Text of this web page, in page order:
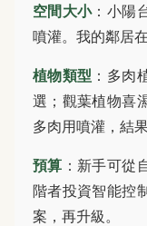
空間大小：小陽
噴灌。我的鄰居
植物類型 ：多肉
選；觀葉植物喜
多肉用噴灌，結果
預算 ：新手可從
階者投資智能控
案，再升級。